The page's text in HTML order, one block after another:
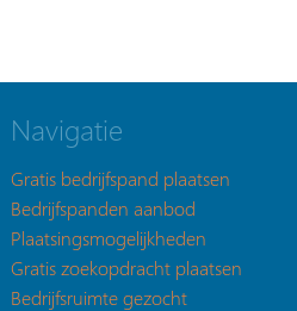
Navigatie
Gratis bedrijfspand plaatsen
Bedrijfspanden aanbod
Plaatsingsmogelijkheden
Gratis zoekopdracht plaatsen
Bedrijfsruimte gezocht